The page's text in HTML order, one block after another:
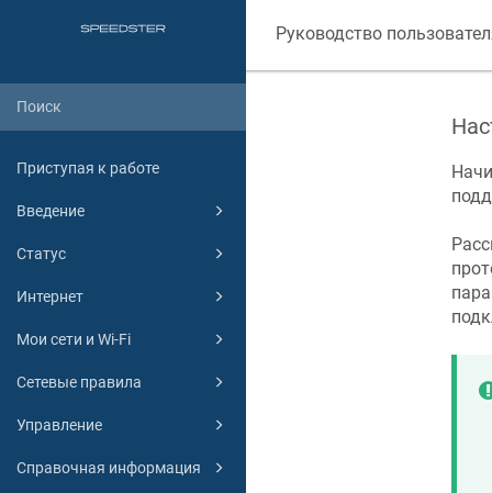
Приступая к работе
Введение
Статус
Интернет
Мои сети и Wi-Fi
Сетевые правила
Управление
Справочная информация
Руководство